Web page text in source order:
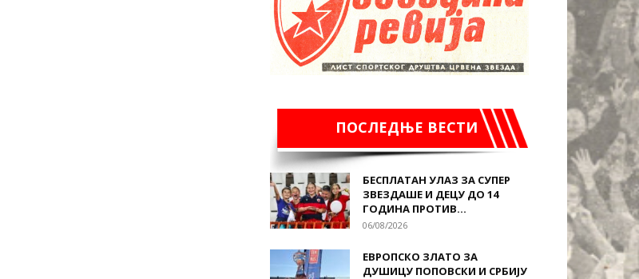
ПОСЛЕДЊЕ ВЕСТИ
БЕСПЛАТАН УЛАЗ ЗА СУПЕР
ЗВЕЗДАШЕ И ДЕЦУ ДО 14
ГОДИНА ПРОТИВ...
06/08/2026
ЕВРОПСКО ЗЛАТО ЗА
ДУШИЦУ ПОПОВСКИ И СРБИЈУ